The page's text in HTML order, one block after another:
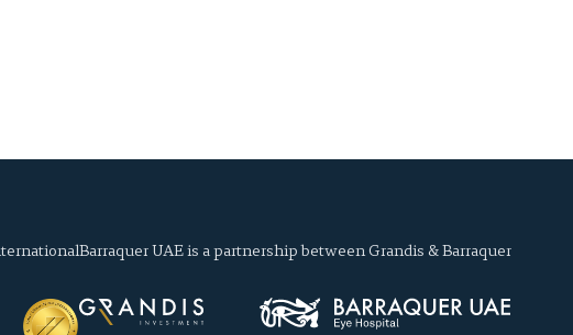
Barraquer UAE is a partnership between Grandis & Barraquer